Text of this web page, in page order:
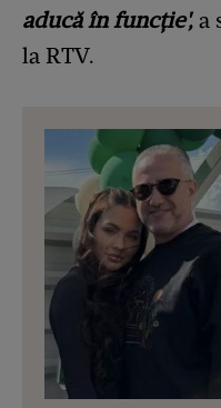
aducă în funcție', a
la RTV.